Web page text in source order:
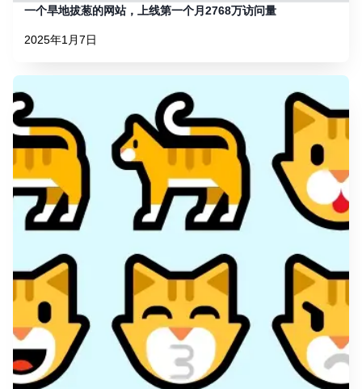
一个旱地拔葱的网站，上线第一个月2768万访问量
2025年1月7日